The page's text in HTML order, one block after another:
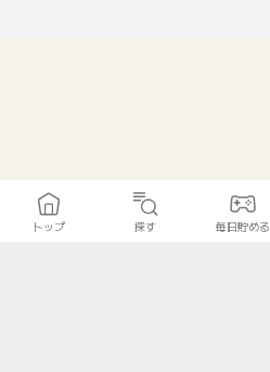
トップ 探す 毎日貯める